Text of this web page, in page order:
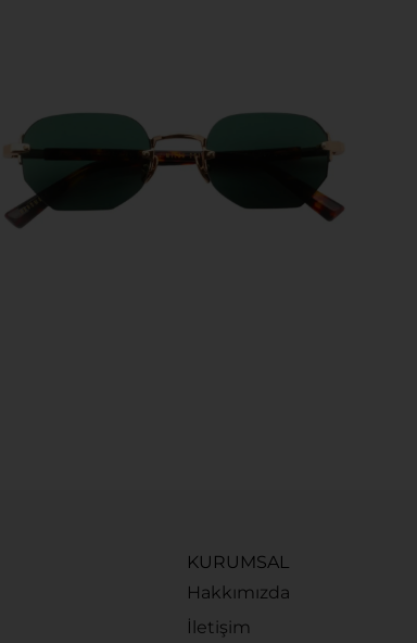
KURUMSAL
Hakkımızda
İletişim